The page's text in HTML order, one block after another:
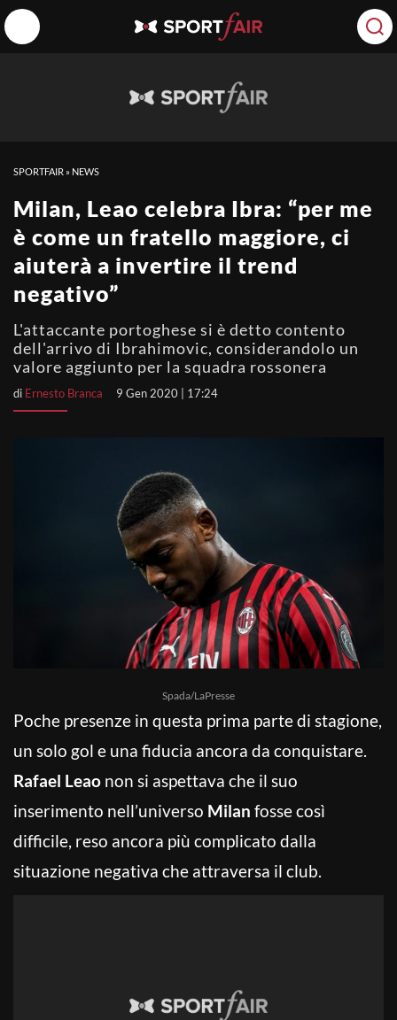
SPORTFAIR » NEWS
Milan, Leao celebra Ibra: “per me
è come un fratello maggiore, ci
aiuterà a invertire il trend
negativo”
L'attaccante portoghese si è detto contento
dell'arrivo di Ibrahimovic, considerandolo un
valore aggiunto per la squadra rossonera
di Ernesto Branca 9 Gen 2020 | 17:24
Spada/LaPresse
Poche presenze in questa prima parte di stagione,
un solo gol e una fiducia ancora da conquistare.
Rafael Leao non si aspettava che il suo
inserimento nell’universo Milan fosse così
difficile, reso ancora più complicato dalla
situazione negativa che attraversa il club.